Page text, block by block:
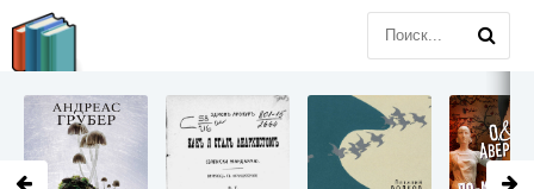
LITMIR.ORG